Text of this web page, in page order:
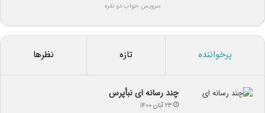
سرویس خواب دو نفره
پرخواننده تازه نظرها
چند رسانه ای نبأپرس
۲۳ آبان ۱۴۰۰